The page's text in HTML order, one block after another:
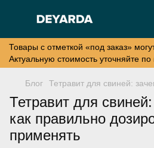
Товары с отметкой «под заказ»
Актуальную стоимость уточняйте по
Блог Тетравит для свиней:
Тетравит для
как правильно
применять